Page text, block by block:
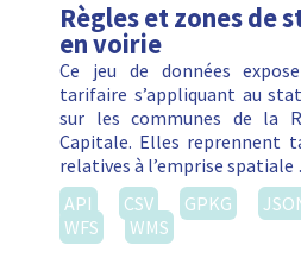
Règles et zones de
en voirie
Ce jeu de données
tarifaire s’appliquant au
sur les communes de la
Capitale. Elles reprennent
relatives à l’emprise
API
CSV GPKG
WFS
WMS